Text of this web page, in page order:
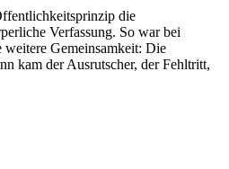
die
Verfassung. So war bei
weitere Gemeinsamkeit: Die
kam der Ausrutscher, der Fehltritt,